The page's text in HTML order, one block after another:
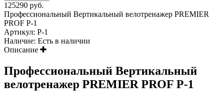
125290 руб.
Профессиональный Вертикальный велотренажер PREMIER
PROF P-1
Артикул: P-1
Наличие: Есть в наличии
Описание
Профессиональный Вертикальный
велотренажер PREMIER PROF P-1